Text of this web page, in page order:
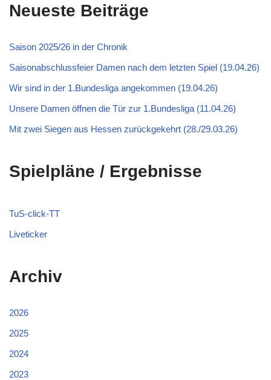
Neueste Beiträge
Saison 2025/26 in der Chronik
Saisonabschlussfeier Damen nach dem letzten Spiel (19.04.26)
Wir sind in der 1.Bundesliga angekommen (19.04.26)
Unsere Damen öffnen die Tür zur 1.Bundesliga (11.04.26)
Mit zwei Siegen aus Hessen zurückgekehrt (28./29.03.26)
Spielpläne / Ergebnisse
TuS-click-TT
Liveticker
Archiv
2026
2025
2024
2023